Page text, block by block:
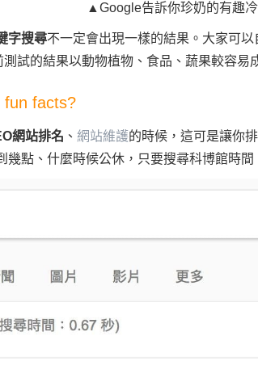
▲Google告訴你珍奶的有趣
字搜尋不一定會出現一樣的結果。大家可
試的結果以動物植物、食品、蔬果較容易
fun facts?
網站排名 、 網站維護的時候，這可是讓你
幾點、什麼時候公休，只要搜尋科博館時間